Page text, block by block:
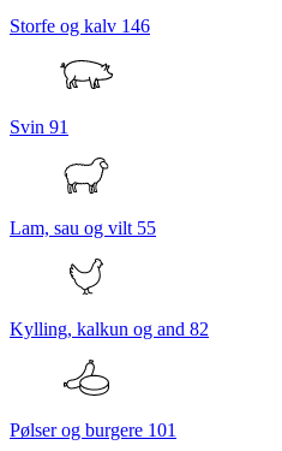
Storfe og kalv 146
Svin 91
Lam, sau og vilt 55
Kylling, kalkun og and 82
Pølser og burgere 101